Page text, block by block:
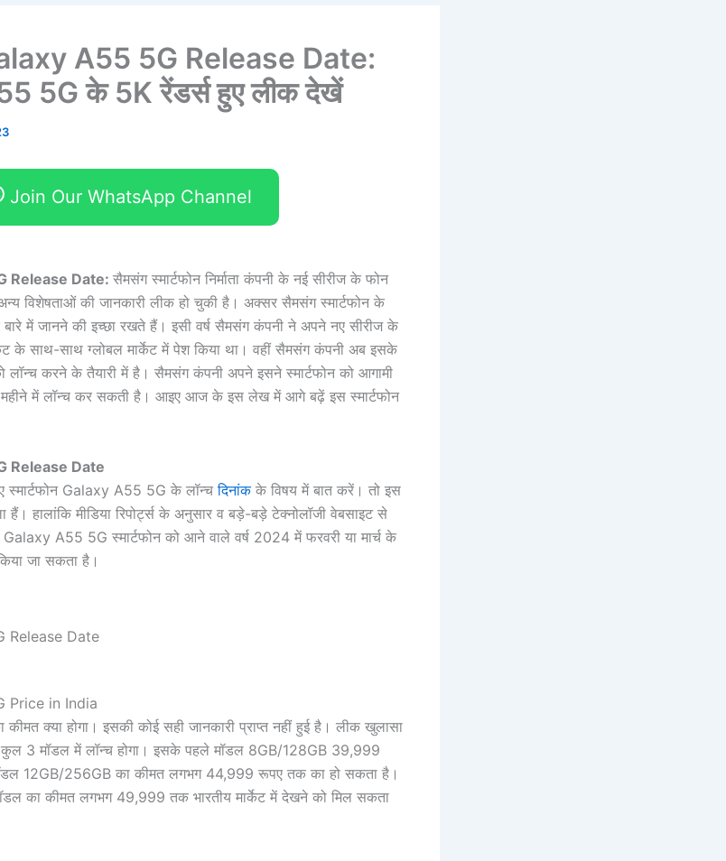
A55 5G Release Date:
5G के 5K रेंडर्स हुए लीक देखें
Join Our WhatsApp Channel
Release Date: सैमसंग स्मार्टफोन निर्माता कंपनी के नई सीरीज के फोन
विशेषताओं की जानकारी लीक हो चुकी है। अक्सर सैमसंग स्मार्टफोन के
बारे में जानने की इच्छा रखते हैं। इसी वर्ष सैमसंग कंपनी ने अपने नए सीरीज के
के साथ-साथ ग्लोबल मार्केट में पेश किया था। वहीं सैमसंग कंपनी अब इसके
लॉन्च करने के तैयारी में है। सैमसंग कंपनी अपने इसने स्मार्टफोन को आगामी
महीने में लॉन्च कर सकती है। आइए आज के इस लेख में आगे बढ़ें इस स्मार्टफोन
Release Date
स्मार्टफोन Galaxy A55 5G के लॉन्चदिनांकके विषय में बात करें। तो इस
हैं। हालांकि मीडिया रिपोर्ट्स के अनुसार व बड़े-बड़े टेक्नोलॉजी वेबसाइट से
A55 5G स्मार्टफोन को आने वाले वर्ष 2024 में फरवरी या मार्च के
जा सकता है।
Release Date
Price in India
क्या होगा। इसकी कोई सही जानकारी प्राप्त नहीं हुई है। लीक खुलासा
3 मॉडल में लॉन्च होगा। इसके पहले मॉडल 8GB/128GB 39,999
12GB/256GB का कीमत लगभग 44,999 रूपए तक का हो सकता है।
का कीमत लगभग 49,999 तक भारतीय मार्केट में देखने को मिल सकता